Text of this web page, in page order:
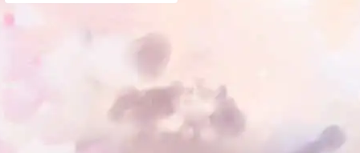
Work 提供站长免费申请，让我们可